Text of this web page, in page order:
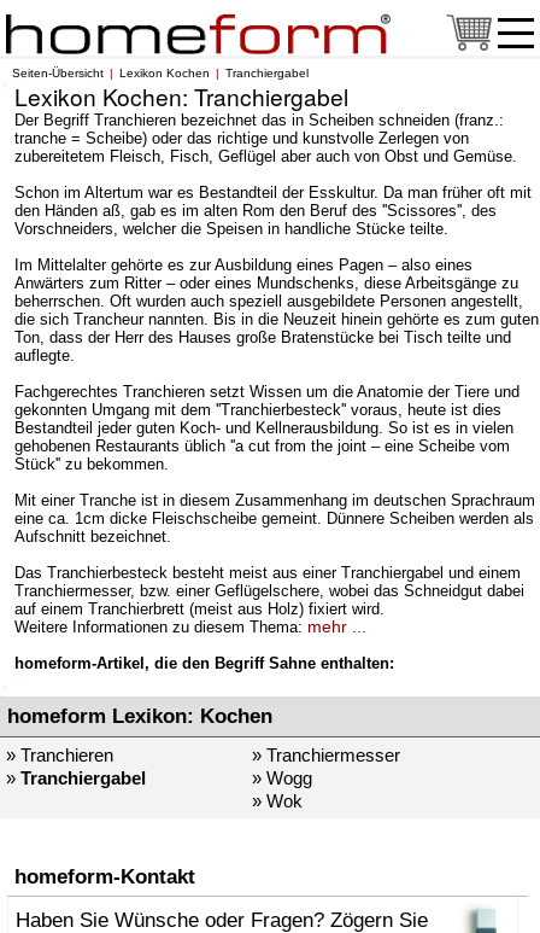
Seiten-Übersicht Lexikon Kochen Tranchiergabel
Lexikon Kochen: Tranchiergabel
Der Begriff Tranchieren bezeichnet das in Scheiben schneiden (franz.:
tranche = Scheibe) oder das richtige und kunstvolle Zerlegen von
zubereitetem Fleisch, Fisch, Geflügel aber auch von Obst und Gemüse.
Schon im Altertum war es Bestandteil der Esskultur. Da man früher oft mit
den Händen aß, gab es im alten Rom den Beruf des ''Scissores'', des
Vorschneiders, welcher die Speisen in handliche Stücke teilte.
Im Mittelalter gehörte es zur Ausbildung eines Pagen – also eines
Anwärters zum Ritter – oder eines Mundschenks, diese Arbeitsgänge zu
beherrschen. Oft wurden auch speziell ausgebildete Personen angestellt,
die sich Trancheur nannten. Bis in die Neuzeit hinein gehörte es zum guten
Ton, dass der Herr des Hauses große Bratenstücke bei Tisch teilte und
auflegte.
Fachgerechtes Tranchieren setzt Wissen um die Anatomie der Tiere und
gekonnten Umgang mit dem ''Tranchierbesteck'' voraus, heute ist dies
Bestandteil jeder guten Koch- und Kellnerausbildung. So ist es in vielen
gehobenen Restaurants üblich ''a cut from the joint – eine Scheibe vom
Stück'' zu bekommen.
Mit einer Tranche ist in diesem Zusammenhang im deutschen Sprachraum
eine ca. 1cm dicke Fleischscheibe gemeint. Dünnere Scheiben werden als
Aufschnitt bezeichnet.
Das Tranchierbesteck besteht meist aus einer Tranchiergabel und einem
Tranchiermesser, bzw. einer Geflügelschere, wobei das Schneidgut dabei
auf einem Tranchierbrett (meist aus Holz) fixiert wird.
Weitere Informationen zu diesem Thema: mehr ...
homeform-Artikel, die den Begriff Sahne enthalten:
homeform Lexikon: Kochen
» Tranchieren
» Tranchiergabel
» Tranchiermesser
» Wogg
» Wok
homeform-Kontakt
Haben Sie Wünsche oder Fragen? Zögern Sie